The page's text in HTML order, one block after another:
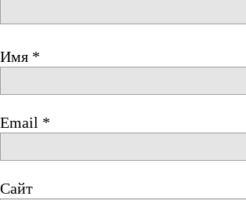
Имя *
Email *
Сайт